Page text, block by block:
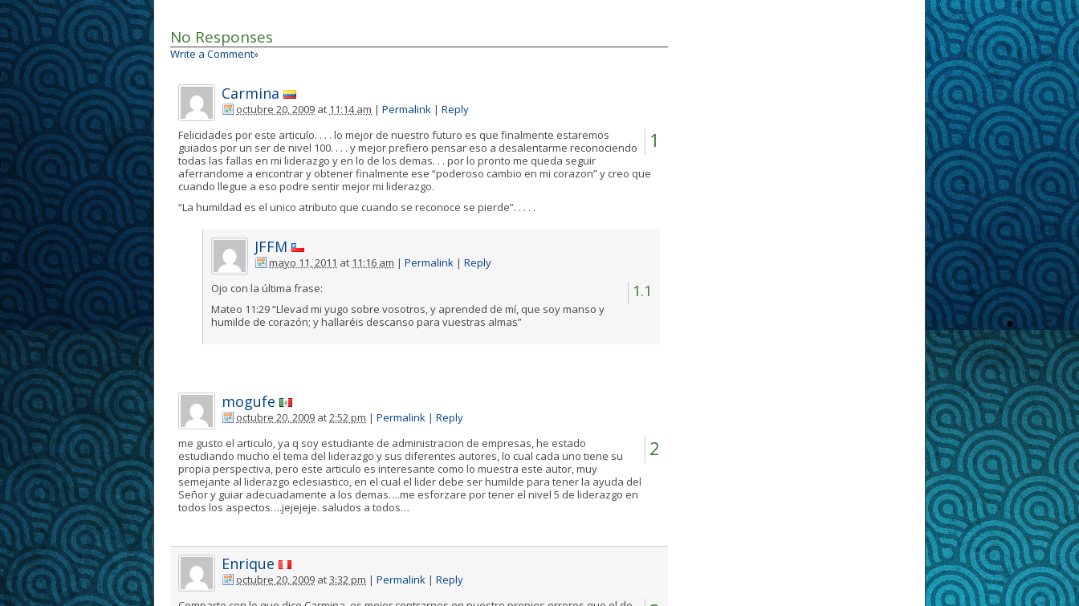
No Responses
Write a Comment»
Carmina
octubre 20, 2009 at 11:14 am | Permalink | Reply
1
Felicidades por este articulo. . . . lo mejor de nuestro futuro es que finalmente estaremos
guiados por un ser de nivel 100. . . . y mejor prefiero pensar eso a desalentarme reconociendo
todas las fallas en mi liderazgo y en lo de los demas. . . por lo pronto me queda seguir
aferrandome a encontrar y obtener finalmente ese “poderoso cambio en mi corazon” y creo que
cuando llegue a eso podre sentir mejor mi liderazgo.
“La humildad es el unico atributo que cuando se reconoce se pierde”. . . . .
JFFM
mayo 11, 2011 at 11:16 am | Permalink | Reply
1.1
Ojo con la última frase:
Mateo 11:29 “Llevad mi yugo sobre vosotros, y aprended de mí, que soy manso y
humilde de corazón; y hallaréis descanso para vuestras almas”
mogufe
octubre 20, 2009 at2:52 pm | Permalink | Reply
2
me gusto el articulo, ya q soy estudiante de administracion de empresas, he estado
estudiando mucho el tema del liderazgo y sus diferentes autores, lo cual cada uno tiene su
propia perspectiva, pero este articulo es interesante como lo muestra este autor, muy
semejante al liderazgo eclesiastico, en el cual el lider debe ser humilde para tener la ayuda del
Señor y guiar adecuadamente a los demas….me esforzare por tener el nivel 5 de liderazgo en
todos los aspectos….jejejeje. saludos a todos…
Enrique
octubre 20, 2009 at3:32 pm | Permalink | Reply